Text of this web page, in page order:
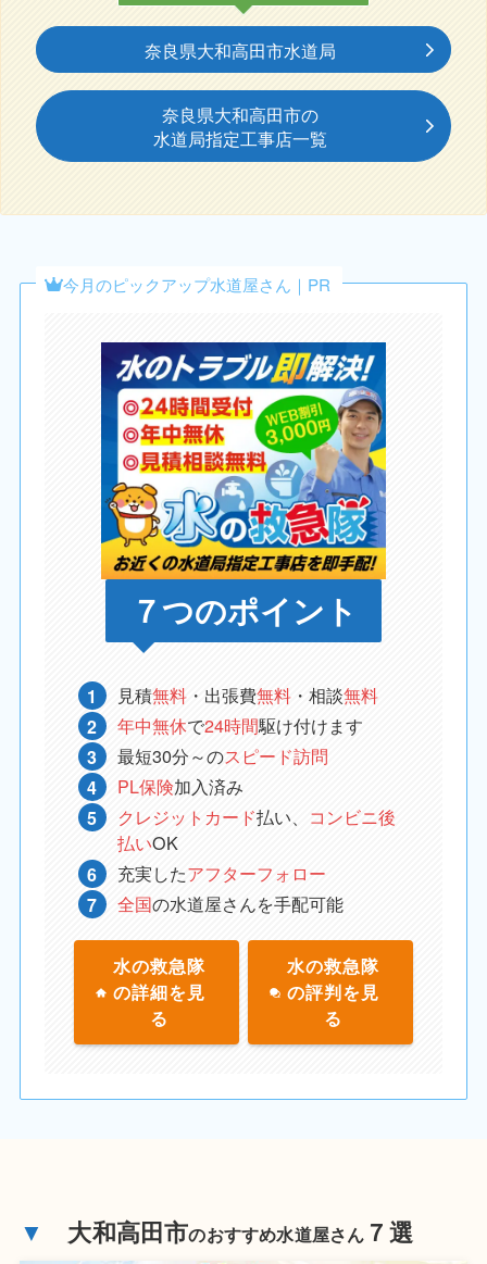
奈良県大和高田市水道局
奈良県大和高田市の
水道局指定工事店一覧
今月のピックアップ水道屋さん｜PR
７つのポイント
見積無料 ・出張費無料 ・相談無料
年中無休で24時間駆け付けます
最短30分～のスピード訪問
PL保険加入済み
クレジットカード払い、 コンビニ後
払いOK
充実したアフターフォロー
全国の水道屋さんを手配可能
水の救急隊
の詳細を見
る
水の救急隊
の評判を見
る
▼ 大和高田市のおすすめ水道屋さん ７選